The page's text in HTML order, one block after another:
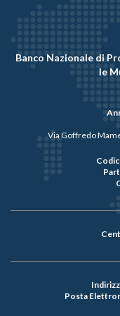
Banco Nazionale di
le
Via Goffredo
Posta